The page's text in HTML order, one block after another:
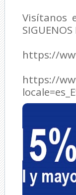
Visítanos
SIGUENOS
https://
https://